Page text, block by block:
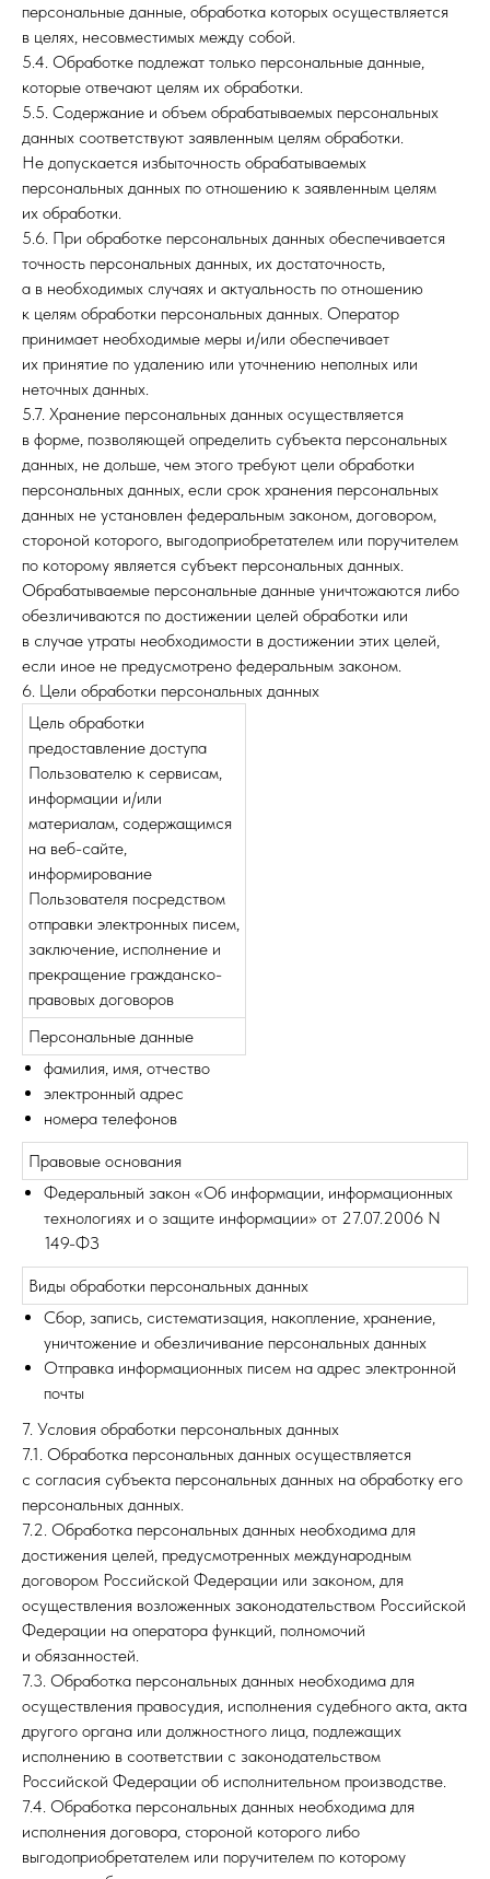
персональные данные, обработка которых осуществляется
в целях, несовместимых между собой.
5.4. Обработке подлежат только персональные данные,
которые отвечают целям их обработки.
5.5. Содержание и объем обрабатываемых персональных
данных соответствуют заявленным целям обработки.
Не допускается избыточность обрабатываемых
персональных данных по отношению к заявленным целям
их обработки.
5.6. При обработке персональных данных обеспечивается
точность персональных данных, их достаточность,
а в необходимых случаях и актуальность по отношению
к целям обработки персональных данных. Оператор
принимает необходимые меры и/или обеспечивает
их принятие по удалению или уточнению неполных или
неточных данных.
5.7. Хранение персональных данных осуществляется
в форме, позволяющей определить субъекта персональных
данных, не дольше, чем этого требуют цели обработки
персональных данных, если срок хранения персональных
данных не установлен федеральным законом, договором,
стороной которого, выгодоприобретателем или поручителем
по которому является субъект персональных данных.
Обрабатываемые персональные данные уничтожаются либо
обезличиваются по достижении целей обработки или
в случае утраты необходимости в достижении этих целей,
если иное не предусмотрено федеральным законом.
6. Цели обработки персональных данных
Цель обработки
предоставление доступа
Пользователю к сервисам,
информации и/или
материалам, содержащимся
на веб-сайте,
информирование
Пользователя посредством
отправки электронных писем,
заключение, исполнение и
прекращение гражданско-
правовых договоров
Персональные данные
фамилия, имя, отчество
электронный адрес
номера телефонов
Правовые основания
Федеральный закон «Об информации, информационных
технологиях и о защите информации» от 27.07.2006 N
149-ФЗ
Виды обработки персональных данных
Сбор, запись, систематизация, накопление, хранение,
уничтожение и обезличивание персональных данных
Отправка информационных писем на адрес электронной
почты
7. Условия обработки персональных данных
7.1. Обработка персональных данных осуществляется
с согласия субъекта персональных данных на обработку его
персональных данных.
7.2. Обработка персональных данных необходима для
достижения целей, предусмотренных международным
договором Российской Федерации или законом, для
осуществления возложенных законодательством Российской
Федерации на оператора функций, полномочий
и обязанностей.
7.3. Обработка персональных данных необходима для
осуществления правосудия, исполнения судебного акта, акта
другого органа или должностного лица, подлежащих
исполнению в соответствии с законодательством
Российской Федерации об исполнительном производстве.
7.4. Обработка персональных данных необходима для
исполнения договора, стороной которого либо
выгодоприобретателем или поручителем по которому